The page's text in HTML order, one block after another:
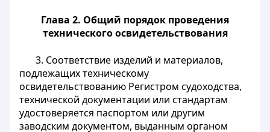
Глава 2. Общий порядок проведения
технического освидетельствования
3. Соответствие изделий и материалов,
подлежащих техническому
освидетельствованию Регистром судоходства,
технической документации или стандартам
удостоверяется паспортом или другим
заводским документом, выданным органом